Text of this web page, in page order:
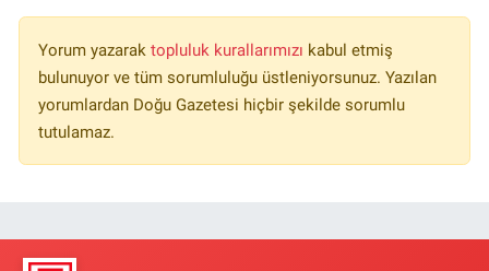
Yorum yazarak topluluk kurallarımızı kabul etmiş
bulunuyor ve tüm sorumluluğu üstleniyorsunuz. Yazılan
yorumlardan Doğu Gazetesi hiçbir şekilde sorumlu
tutulamaz.